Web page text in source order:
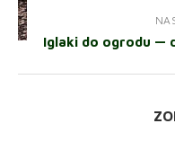
Iglaki do ogrodu —